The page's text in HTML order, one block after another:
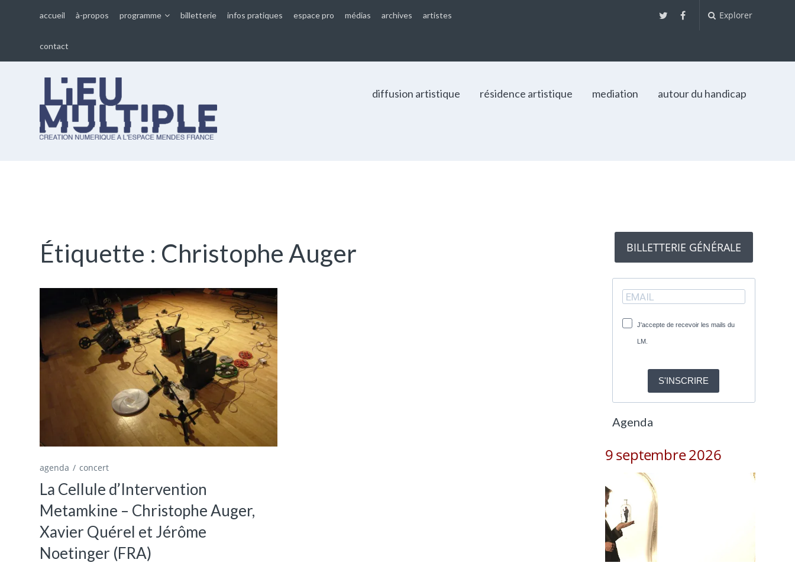
accueil à-propos programme billetterie infos pratiques espace pro médias archives artistes
contact
Explorer
diffusion artistique résidence artistique mediation autour du handicap
Étiquette : Christophe Auger
agenda concert
La Cellule d’Intervention
Metamkine – Christophe Auger,
Xavier Quérel et Jérôme
Noetinger (FRA)
BILLETTERIE GÉNÉRALE
J'accepte de recevoir les mails du
LM.
S'INSCRIRE
Agenda
9 septembre 2026